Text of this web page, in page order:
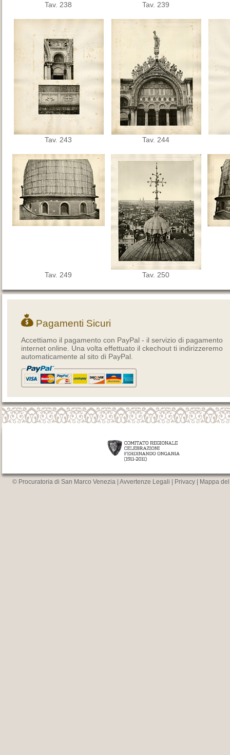
Tav. 238 Tav. 239
Tav. 243 Tav. 244
Tav. 249 Tav. 250
Pagamenti Sicuri
Accettiamo il pagamento con PayPal - il servizio di pagamento
internet online. Una volta effettuato il ckechout ti indirizzeremo
automaticamente al sito di PayPal.
© Procuratoria di San Marco Venezia | Avvertenze Legali Privacy Mappa